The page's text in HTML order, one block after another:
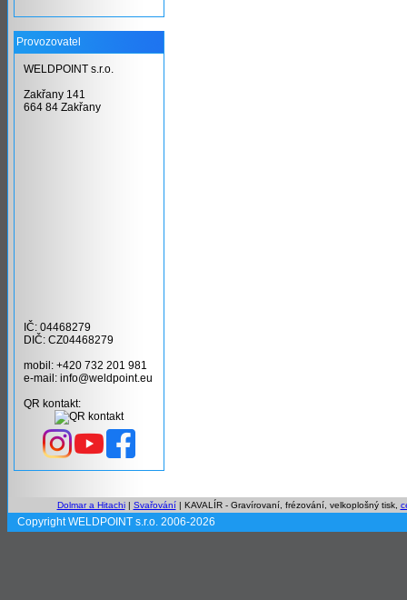
Provozovatel
WELDPOINT s.r.o.
Zakřany 141
664 84 Zakřany
IČ: 04468279
DIČ: CZ04468279
mobil: +420 732 201 981
e-mail: info@weldpoint.eu
QR kontakt:
Dolmar a Hitachi| Svařování| KAVALÍR - Gravírovaní, frézování, velkoplošný tisk,
Copyright WELDPOINT s.r.o. 2006-2026